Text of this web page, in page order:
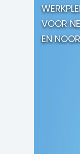
VOOR
EN